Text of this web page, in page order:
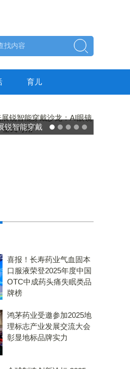
育儿
凝胶型膳食
喜报！长寿药业气血固本
口服液荣登2025年度中国
OTC中成药头痛失眠类品
牌榜
鸿茅药业受邀参加2025地
理标志产业发展交流大会
彰显地标品牌实力